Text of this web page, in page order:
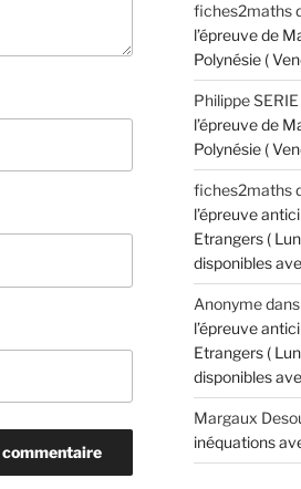
fiches2maths
l’épreuve de
Polynésie (
Philippe SERIE
l’épreuve de
Polynésie (
fiches2maths
l’épreuve
Etrangers (
disponibles
Anonymedans
l’épreuve
Etrangers (
disponibles
Margaux
inéquations